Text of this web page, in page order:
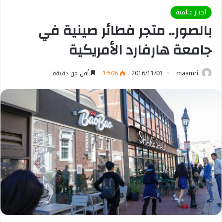
اخبار عالمية
بالصور.. متجر فطائر صينية في
جامعة هارفارد الأمريكية
maamri
2016/11/01 1٬506 أقل من دقيقة